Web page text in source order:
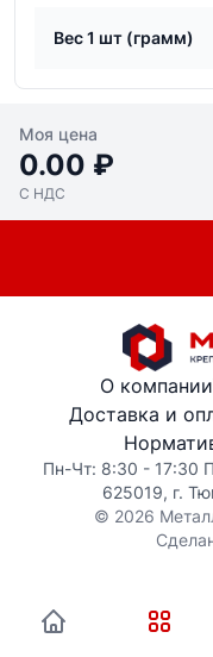
Вес 1 шт (грамм)
Моя цена
0.00 ₽
С НДС
О компании
Доставка и
Пн-Чт: 8:30 - 17:30
625019, г.
© 2026